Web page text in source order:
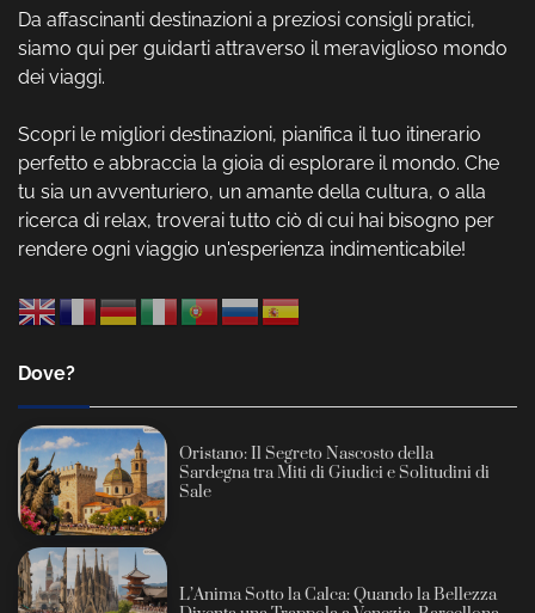
Da affascinanti destinazioni a preziosi consigli pratici,
siamo qui per guidarti attraverso il meraviglioso mondo
dei viaggi.
Scopri le migliori destinazioni, pianifica il tuo itinerario
perfetto e abbraccia la gioia di esplorare il mondo. Che
tu sia un avventuriero, un amante della cultura, o alla
ricerca di relax, troverai tutto ciò di cui hai bisogno per
rendere ogni viaggio un'esperienza indimenticabile!
Dove?
Oristano: Il Segreto Nascosto della
Sardegna tra Miti di Giudici e Solitudini di
Sale
L’Anima Sotto la Calca: Quando la Bellezza